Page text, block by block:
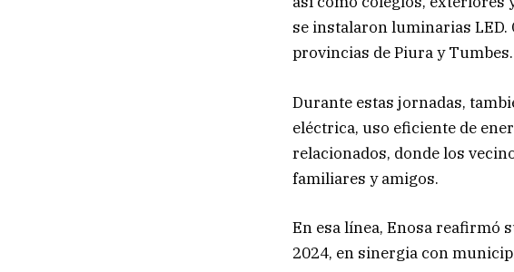
se instalaron luminarias
provincias de Piura y Tumbes.
Durante estas jornadas,
eléctrica, uso eficiente de
relacionados, donde los
familiares y amigos.
En esa línea, Enosa reafirmó
2024, en sinergia con